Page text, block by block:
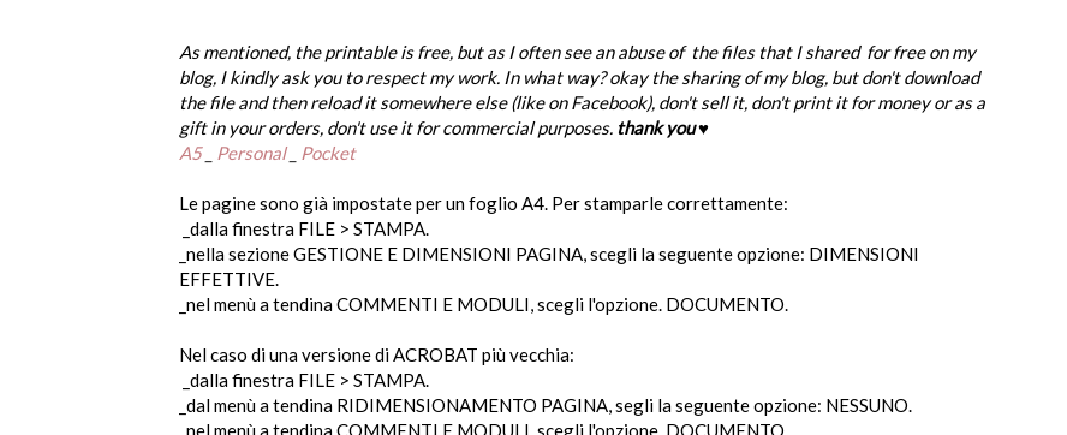
As mentioned, the printable is free, but as I often see an abuseof the files that Ishared for free on my
blog, I kindly ask you to respect my work. In what way? okay the sharing of my blog, but don't download
the file and then reload it somewhere else (like on Facebook), don't sell it, don't print it for money or as a
gift in your orders, don't use it for commercial purposes. thank you♥
A5_ Personal_ Pocket
Le pagine sono già impostate per un foglio A4. Per stamparle correttamente:
_dalla finestra FILE > STAMPA.
_nella sezione GESTIONE E DIMENSIONI PAGINA, scegli la seguente opzione: DIMENSIONI
EFFETTIVE.
_nel menù a tendina COMMENTI E MODULI, scegli l'opzione. DOCUMENTO.
Nel caso di una versione di ACROBAT più vecchia:
_dalla finestra FILE > STAMPA.
_dal menù a tendina RIDIMENSIONAMENTO PAGINA, segli la seguente opzione: NESSUNO.
_nel menù a tendina COMMENTI E MODULI, scegli l'opzione. DOCUMENTO.